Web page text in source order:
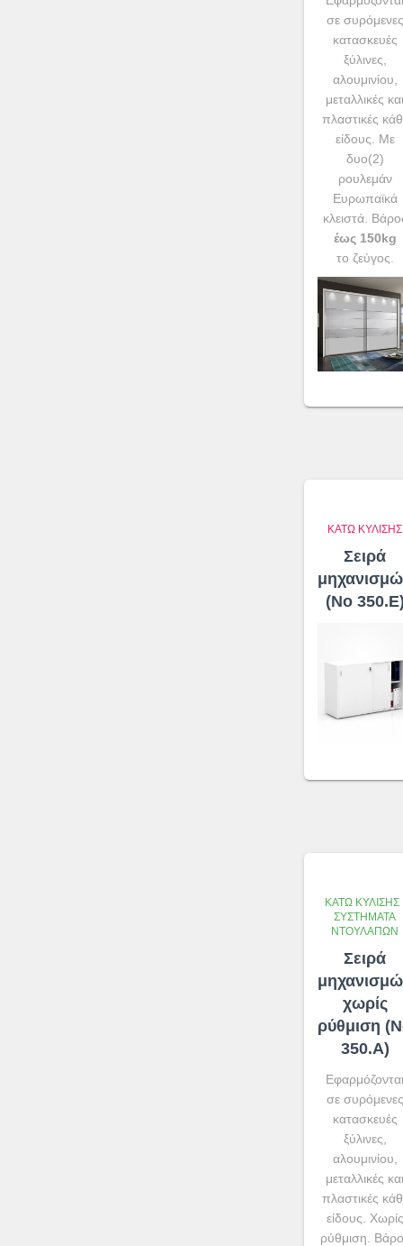
σε συρόμενες
κατασκευές
ξύλινες,
αλουμινίου,
μεταλλικές και
πλαστικές
είδους. Με
δυο(2)
ρουλεμάν
Ευρωπαϊκά
κλειστά.
έως 150kg
το ζεύγος.
ΚΆΤΩ ΚΎΛΙΣΗΣ
Σειρά
(No
ΚΆΤΩ ΚΎΛΙΣΗΣ
ΣΥΣΤΉΜΑΤΑ
ΝΤΟΥΛΑΠΏΝ
Σειρά
χωρίς
ρύθμιση
350.A)
Εφαρμόζονται
σε συρόμενες
κατασκευές
ξύλινες,
αλουμινίου,
μεταλλικές και
πλαστικές
είδους. Χωρίς
ρύθμιση.